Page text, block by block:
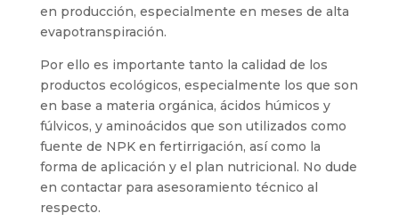
en producción, especialmente en meses de alta
evapotranspiración.
Por ello es importante tanto la calidad de los
productos ecológicos, especialmente los que son
en base a materia orgánica, ácidos húmicos y
fúlvicos, y aminoácidos que son utilizados como
fuente de NPK en fertirrigación, así como la
forma de aplicación y el plan nutricional. No dude
en contactar para asesoramiento técnico al
respecto.